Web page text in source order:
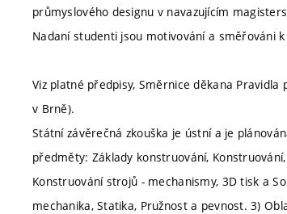
průmyslového designu v navazujícím
Nadaní studenti jsou motivování a směřováni
Viz platné předpisy, Směrnice děkana
v Brně).
Státní závěrečná zkouška je ústní a je
předměty: Základy konstruování,
Konstruování strojů - mechanismy, 3D tisk a
mechanika, Statika, Pružnost a pevnost. 3)